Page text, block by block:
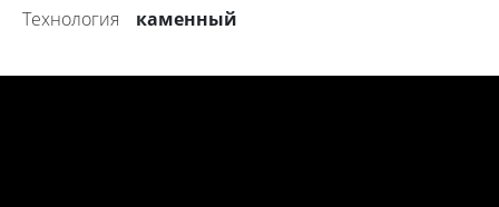
технология
каменный